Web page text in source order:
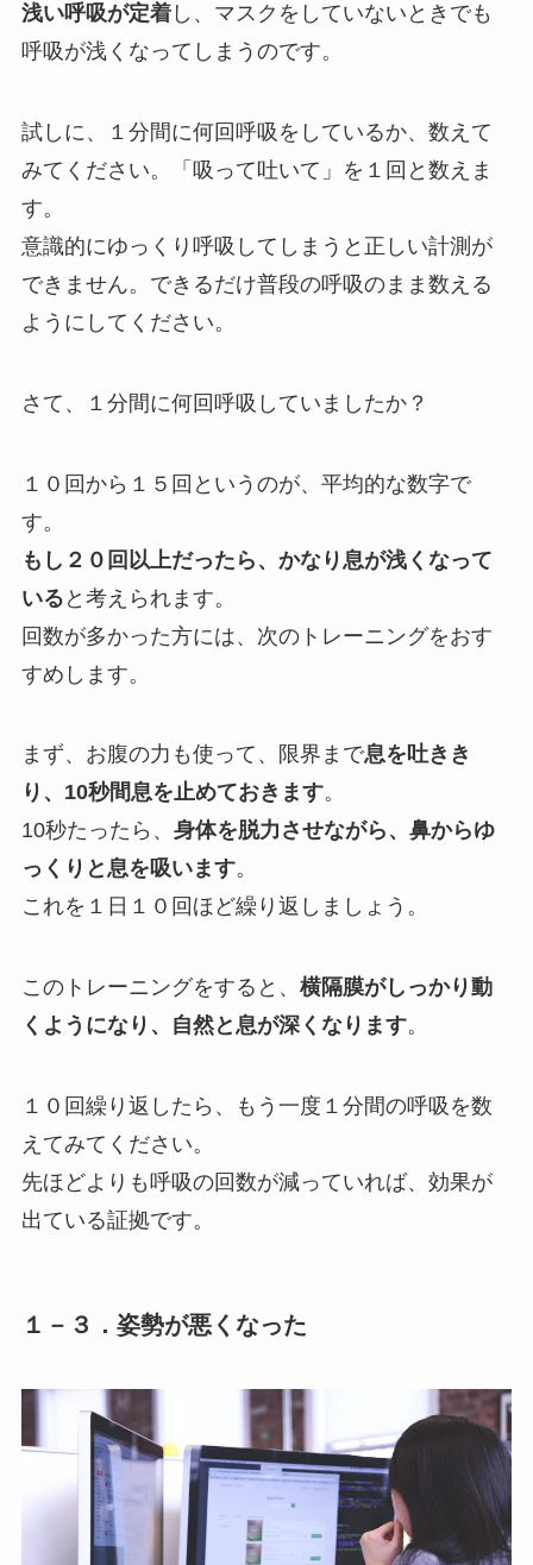
浅い呼吸が定着し、マスクをしていないときでも
呼吸が浅くなってしまうのです。
試しに、１分間に何回呼吸をしているか、数えて
みてください。「吸って吐いて」を１回と数えま
す。
意識的にゆっくり呼吸してしまうと正しい計測が
できません。できるだけ普段の呼吸のまま数える
ようにしてください。
さて、１分間に何回呼吸していましたか？
１０回から１５回というのが、平均的な数字で
す。
もし２０回以上だったら、かなり息が浅くなって
いる と考えられます。
回数が多かった方には、次のトレーニングをおす
すめします。
まず、お腹の力も使って、限界まで息を吐きき
り、10秒間息を止めておきます。
10秒たったら、 身体を脱力させながら、鼻からゆ
っくりと息を吸います。
これを１日１０回ほど繰り返しましょう。
このトレーニングをすると、 横隔膜がしっかり動
くようになり、自然と息が深くなります。
１０回繰り返したら、もう一度１分間の呼吸を数
えてみてください。
先ほどよりも呼吸の回数が減っていれば、効果が
出ている証拠です。
１－３．姿勢が悪くなった